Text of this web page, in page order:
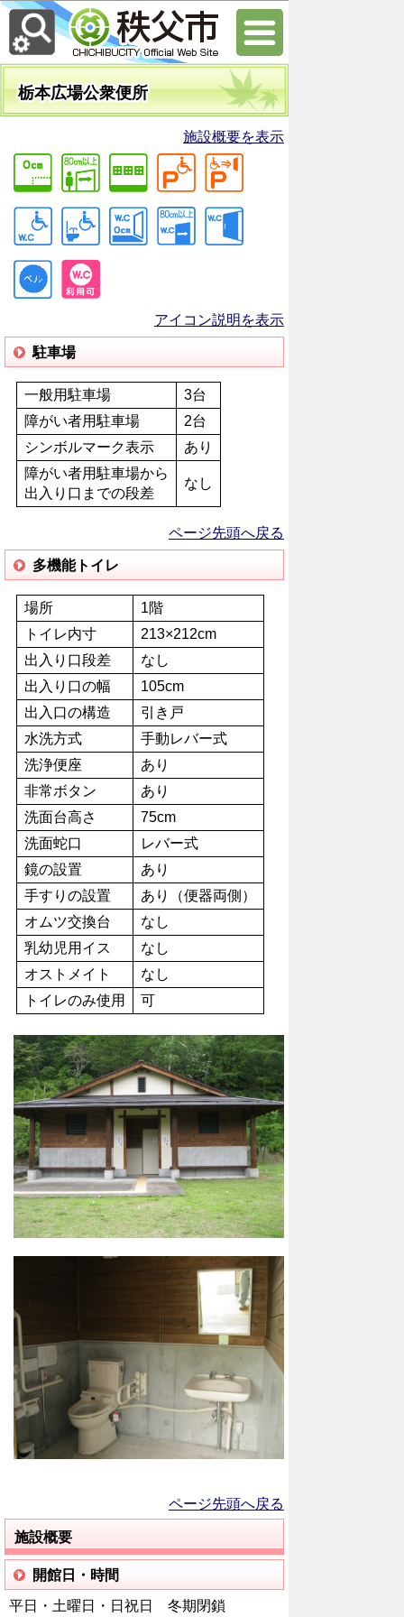
栃本広場公衆便所
施設概要を表示
アイコン説明を表示
駐車場
一般用駐車場
3台
障がい者用駐車場
2台
シンボルマーク表示
あり
障がい者用駐車場から
出入り口までの段差
なし
ページ先頭へ戻る
多機能トイレ
場所
1階
トイレ内寸
213×212cm
出入り口段差
なし
出入り口の幅
105cm
出入口の構造
引き戸
水洗方式
手動レバー式
洗浄便座
あり
非常ボタン
あり
洗面台高さ
75cm
洗面蛇口
レバー式
鏡の設置
あり
手すりの設置
あり（便器両側）
オムツ交換台
なし
乳幼児用イス
なし
オストメイト
なし
トイレのみ使用
可
ページ先頭へ戻る
施設概要
開館日・時間
平日・土曜日・日祝日 冬期閉鎖